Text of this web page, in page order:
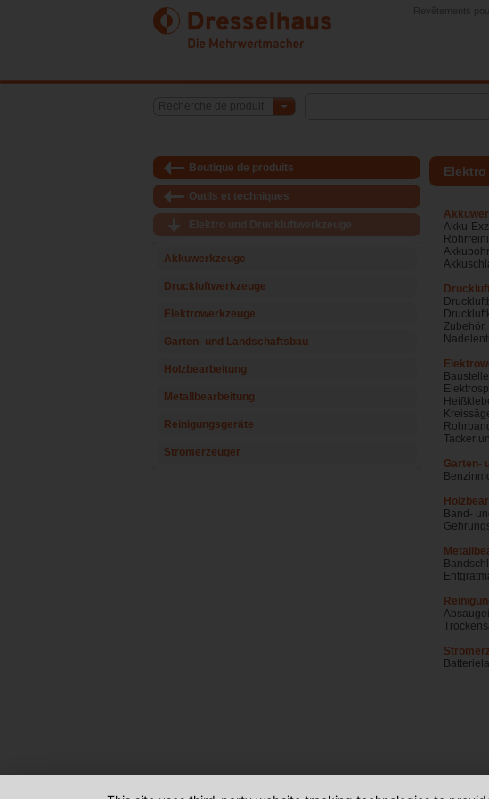
Revêtements
Recherche de produit
Boutique de produits
Outils et techniques
Elektro und Druckluftwerkzeuge
Akkuwerkzeuge
Druckluftwerkzeuge
Elektrowerkzeuge
Garten- und Landschaftsbau
Holzbearbeitung
Metallbearbeitung
Reinigungsgeräte
Stromerzeuger
Akku-
Tacker
Garten-
Band-